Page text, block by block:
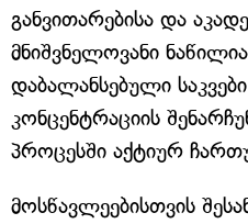
განვითარებისა და
მნიშვნელოვანი
დაბალანსებული საკვები
კონცენტრაციის
პროცესში აქტიურ
მოსწავლეებისთვის